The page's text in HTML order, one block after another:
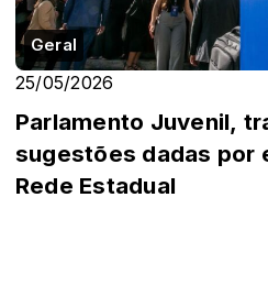
Geral
25/05/2026
Parlamento Juvenil,
sugestões dadas por
Rede Estadual